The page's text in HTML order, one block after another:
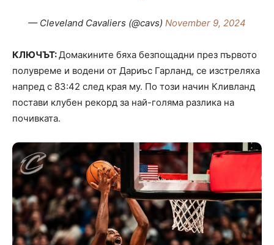
— Cleveland Cavaliers (@cavs) November 9, 2024
КЛЮЧЪТ:Домакините бяха безпощадни през първото
полувреме и водени от Дариъс Гарланд, се изстреляха
напред с 83:42 след края му. По този начин Кливланд
постави клубен рекорд за най-голяма разлика на
почивката.